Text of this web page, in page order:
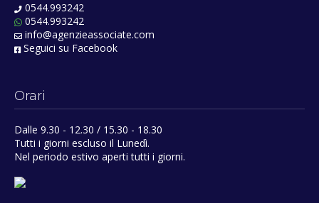
0544.993242
0544.993242
info@agenzieassociate.com
Seguici su Facebook
Orari
Dalle 9.30 - 12.30 / 15.30 - 18.30
Tutti i giorni escluso il Lunedì.
Nel periodo estivo aperti tutti i giorni.